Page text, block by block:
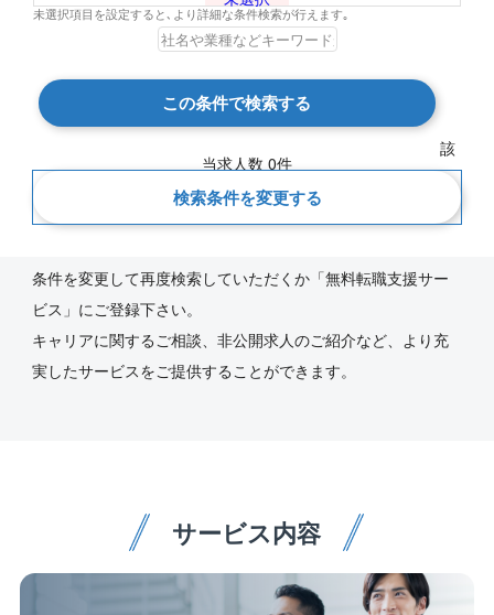
未選択項目を設定すると､より詳細な条件検索が行えます｡
この条件で検索する
該
当求人数 0件
検索条件を変更する
検索結果 0 件
現在の検索条件
条件を変更して再度検索していただくか「無料転職支援サー
ビス」にご登録下さい。
キャリアに関するご相談、非公開求人のご紹介など、より充
実したサービスをご提供することができます。
サービス内容